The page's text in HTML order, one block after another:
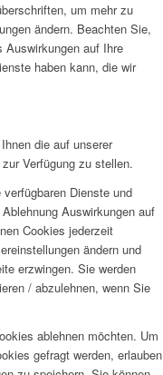
um mehr zu
ändern. Beachten Sie,
auf Ihre
haben kann, die wir
die auf unserer
Verfügung zu stellen.
Dienste und
Auswirkungen auf
Cookies jederzeit
ändern und
erzwingen. Sie werden
/ abzulehnen, wenn Sie
ablehnen möchten. Um
gefragt werden, erlauben